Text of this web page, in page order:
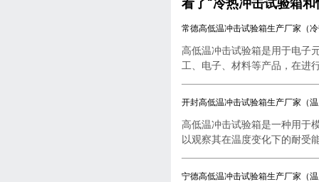
看了“冷热冲击试验箱
常德高低温冲击试验箱生产厂家（
高低温冲击试验箱是用于电子
工、电子、材料等产品，在进
开封高低温冲击试验箱生产厂家（
高低温冲击试验箱是一种用于
以观察其在温度变化下的耐受
宁德高低温冲击试验箱生产厂家（